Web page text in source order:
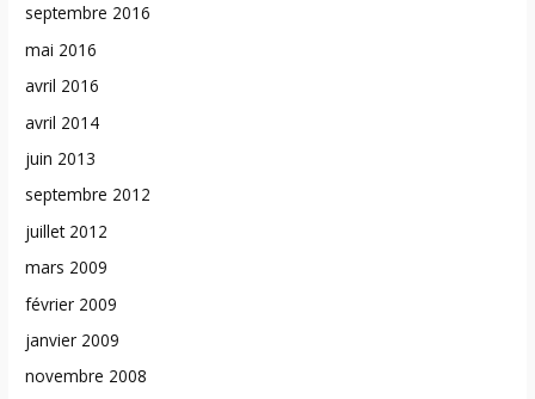
septembre 2016
mai 2016
avril 2016
avril 2014
juin 2013
septembre 2012
juillet 2012
mars 2009
février 2009
janvier 2009
novembre 2008